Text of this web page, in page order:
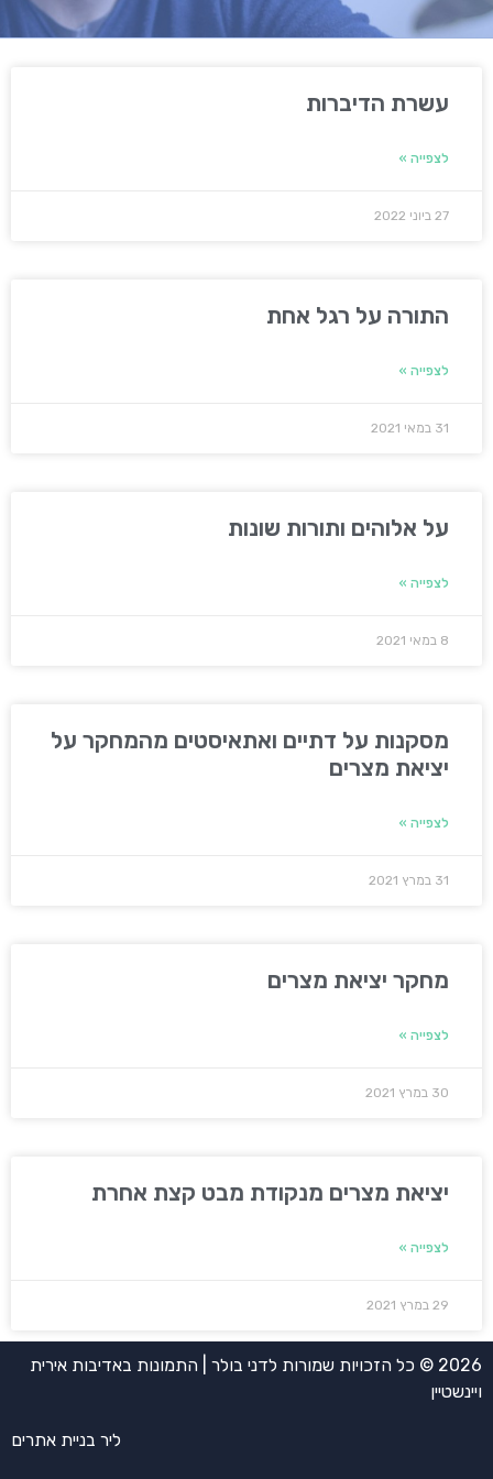
עשרת הדיברות
לצפייה »
27 ביוני 2022
התורה על רגל אחת
לצפייה »
31 במאי 2021
על אלוהים ותורות שונות
לצפייה »
8 במאי 2021
מסקנות על דתיים ואתאיסטים מהמחקר על
יציאת מצרים
לצפייה »
31 במרץ 2021
מחקר יציאת מצרים
לצפייה »
30 במרץ 2021
יציאת מצרים מנקודת מבט קצת אחרת
לצפייה »
29 במרץ 2021
2026 © כל הזכויות שמורות לדני בולר | התמונות באדיבות אירית
ויינשטיין
ליר בניית אתרים